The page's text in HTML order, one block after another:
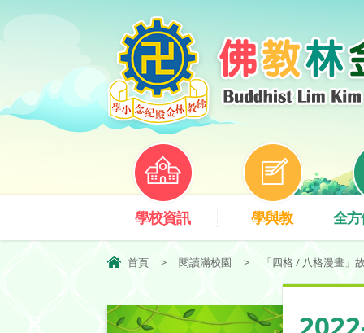
學校資訊 學與教 全
首頁 > 閱讀滿校園 > 「四格 / 八格漫畫」